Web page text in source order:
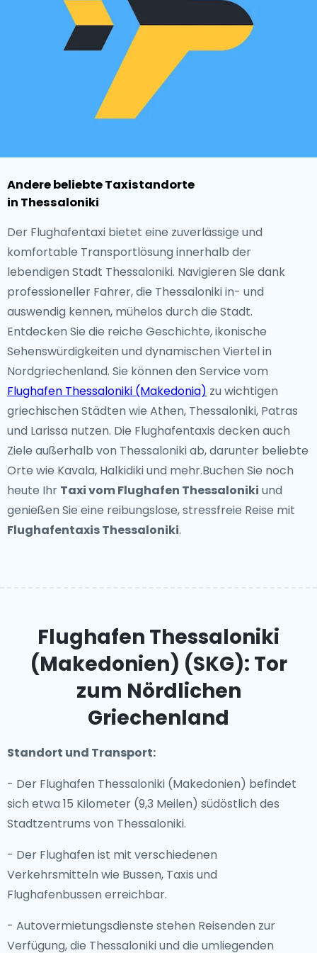
Andere beliebte Taxistandorte
in Thessaloniki
Der Flughafentaxi bietet eine zuverlässige und
komfortable Transportlösung innerhalb der
lebendigen Stadt Thessaloniki. Navigieren Sie dank
professioneller Fahrer, die Thessaloniki in- und
auswendig kennen, mühelos durch die Stadt.
Entdecken Sie die reiche Geschichte, ikonische
Sehenswürdigkeiten und dynamischen Viertel in
Nordgriechenland. Sie können den Service vom
Flughafen Thessaloniki (Makedonia) zu wichtigen
griechischen Städten wie Athen, Thessaloniki, Patras
und Larissa nutzen. Die Flughafentaxis decken auch
Ziele außerhalb von Thessaloniki ab, darunter beliebte
Orte wie Kavala, Halkidiki und mehr.Buchen Sie noch
heute Ihr Taxi vom Flughafen Thessaloniki und
genießen Sie eine reibungslose, stressfreie Reise mit
Flughafentaxis Thessaloniki.
Flughafen Thessaloniki
(Makedonien) (SKG): Tor
zum Nördlichen
Griechenland
Standort und Transport:
- Der Flughafen Thessaloniki (Makedonien) befindet
sich etwa 15 Kilometer (9,3 Meilen) südöstlich des
Stadtzentrums von Thessaloniki.
- Der Flughafen ist mit verschiedenen
Verkehrsmitteln wie Bussen, Taxis und
Flughafenbussen erreichbar.
- Autovermietungsdienste stehen Reisenden zur
Verfügung, die Thessaloniki und die umliegenden